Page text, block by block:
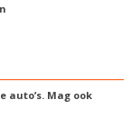
auto’s. Mag ook